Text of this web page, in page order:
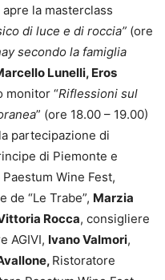
apre la masterclass
di luce e di roccia” (ore
secondo la famiglia
Lunelli, Eros
monitor “Riflessioni sul
” (ore 18.00 – 19.00)
partecipazione di
di Piemonte e
Wine Fest,
de “Le Trabe”, Marzia
Rocca, consigliere
AGIVI, Ivano Valmori,
Ristoratore